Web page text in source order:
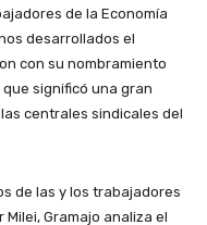
de la Economía
desarrollados el
con su nombramiento
que significó una gran
centrales sindicales del
de las y los trabajadores
Gramajo analiza el